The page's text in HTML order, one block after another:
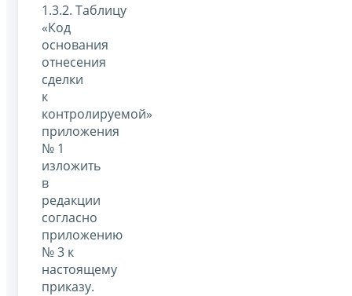
1.3.2. Таблицу
«Код
основания
отнесения
сделки
к
контролируемой»
приложения
№ 1
изложить
в
редакции
согласно
приложению
№ 3 к
настоящему
приказу.